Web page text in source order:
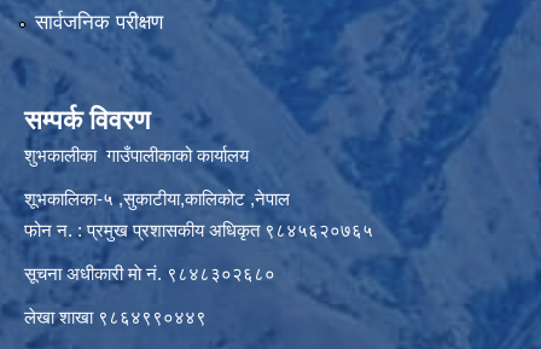
सार्वजनिक परीक्षण
सम्पर्क विवरण
शुभकालीका गाउँपालीकाको कार्यालय
शूभकालिका-५ ,सुकाटीया,कालिकोट ,नेपाल
फोन न. : प्रमुख प्रशासकीय अधिकृत ९८४५६२०७६५
सूचना अधीकारी माे नं. ९८४८३०२६८०
लेखा शाखा ९८६४९९०४४९